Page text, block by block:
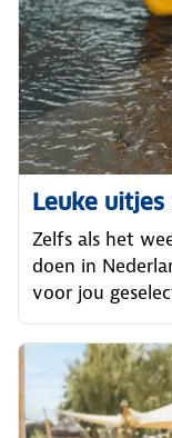
Leuke
Zelfs als het
doen in
voor jou